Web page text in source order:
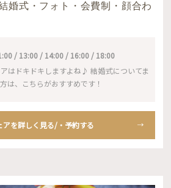
婚式・フォト・会費制・顔合わ
/ 13:00 / 14:00 / 16:00 / 18:00
はドキドキしますよね♪ 結婚式についてま
は、こちらがおすすめです！
アを詳しく見る/・予約する